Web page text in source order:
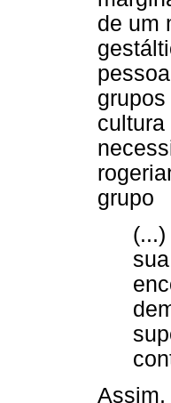
de um
grupo
Assim,